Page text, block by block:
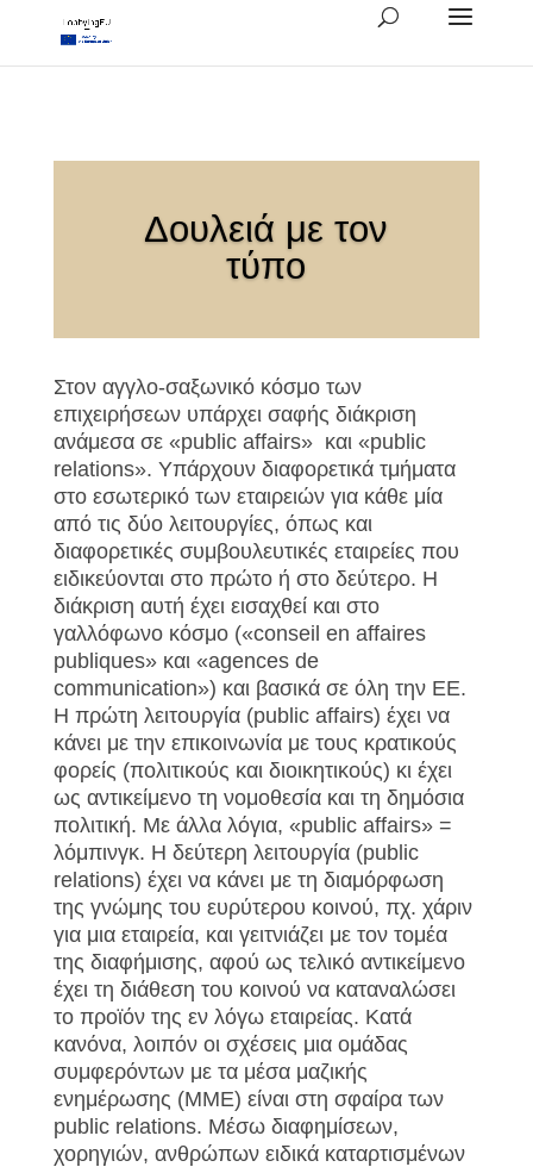
Δουλειά με τον
τύπο
Στον αγγλο-σαξωνικό κόσμο των
επιχειρήσεων υπάρχει σαφής διάκριση
ανάμεσα σε «public affairs» και «public
relations». Υπάρχουν διαφορετικά τμήματα
στο εσωτερικό των εταιρειών για κάθε μία
από τις δύο λειτουργίες, όπως και
διαφορετικές συμβουλευτικές εταιρείες που
ειδικεύονται στο πρώτο ή στο δεύτερο. Η
διάκριση αυτή έχει εισαχθεί και στο
γαλλόφωνο κόσμο («conseil en affaires
publiques» και «agences de
communication») και βασικά σε όλη την ΕΕ.
Η πρώτη λειτουργία (public affairs) έχει να
κάνει με την επικοινωνία με τους κρατικούς
φορείς (πολιτικούς και διοικητικούς) κι έχει
ως αντικείμενο τη νομοθεσία και τη δημόσια
πολιτική. Με άλλα λόγια, «public affairs» =
λόμπινγκ. Η δεύτερη λειτουργία (public
relations) έχει να κάνει με τη διαμόρφωση
της γνώμης του ευρύτερου κοινού, πχ. χάριν
για μια εταιρεία, και γειτνιάζει με τον τομέα
της διαφήμισης, αφού ως τελικό αντικείμενο
έχει τη διάθεση του κοινού να καταναλώσει
το προϊόν της εν λόγω εταιρείας. Κατά
κανόνα, λοιπόν οι σχέσεις μια ομάδας
συμφερόντων με τα μέσα μαζικής
ενημέρωσης (ΜΜΕ) είναι στη σφαίρα των
public relations. Μέσω διαφημίσεων,
χορηγιών, ανθρώπων ειδικά καταρτισμένων